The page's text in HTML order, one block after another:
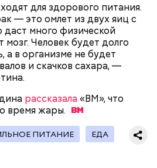
для здорового питания.
— это омлет из двух яиц с
много физической
Человек будет долго
а в организме не будет
и скачков сахара, —
рассказала«ВМ», что
времяжары.
ПИТАНИЕ ЕДА
борщ, щи, котлеты,
и сыром, пироги, омлет,
везде используется
вреда от него не будет.
питания человека, тем
исключает вероятность
микроэлементов, —